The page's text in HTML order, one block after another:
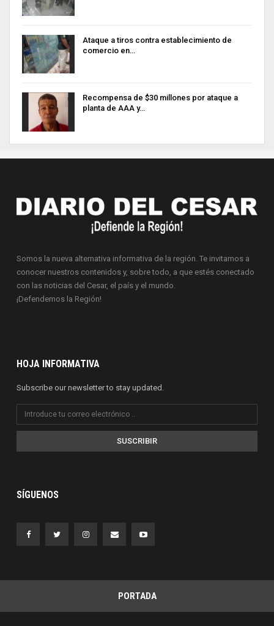
Ataque a tiros contra establecimiento de
comercio en…
Recompensa de $30 millones por ataque a
planta de AAA y…
Somos la nueva alternativa informativa de la región. Te invitamos a
conocer nuestros contenidos y, sobre todo, a que estés conectado
con las noticias del Cesar, el país y el mundo.
¡Defendemos la Región!
HOJA INFORMATIVA
Subscribe our newsletter to stay updated.
SUSCRIBIR
SÍGUENOS
PORTADA